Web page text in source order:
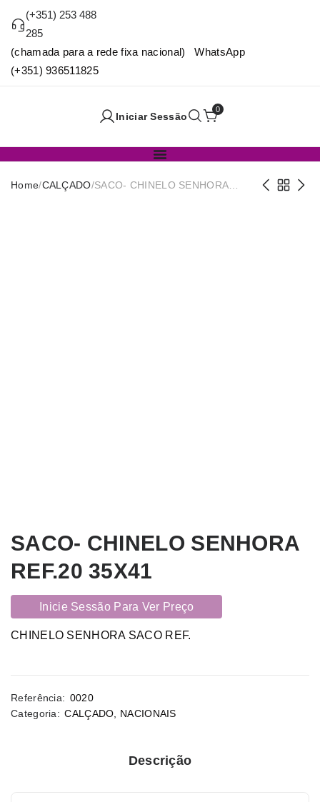
(+351) 253 488
285
(chamada para a rede fixa nacional) WhatsApp
(+351) 936511825
Iniciar Sessão
0
Home/CALÇADO/SACO- CHINELO SENHORA
SACO- CHINELO SENHORA
REF.20 35X41
Inicie Sessão Para Ver Preço
CHINELO SENHORA SACO REF.
Referência: 0020
Categoria: CALÇADO NACIONAIS
Descrição